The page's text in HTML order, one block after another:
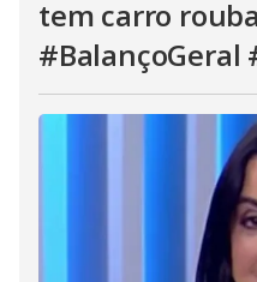
tem carro
#BalançoGeral